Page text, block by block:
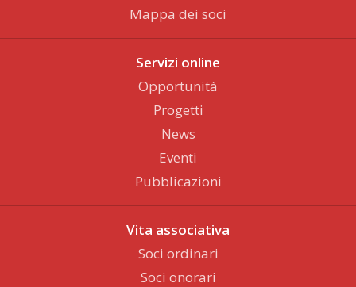
Mappa dei soci
Servizi online
Opportunità
Progetti
News
Eventi
Pubblicazioni
Vita associativa
Soci ordinari
Soci onorari